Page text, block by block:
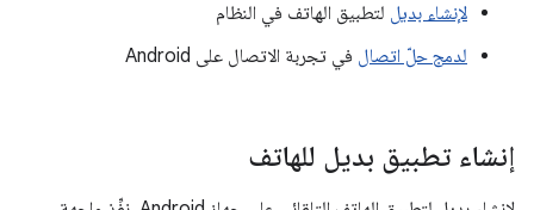
لإنشاء بديل لتطبيق الهاتف في النظام
لدمج حلّ اتصال في تجربة الاتصال على Android
إنشاء تطبيق بديل للهاتف